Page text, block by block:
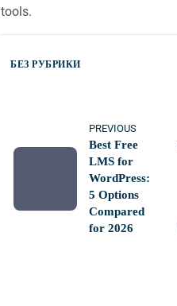
tools.
БЕЗ РУБРИКИ
PREVIOUS
Best Free
LMS for
WordPress:
5 Options
Compared
for 2026